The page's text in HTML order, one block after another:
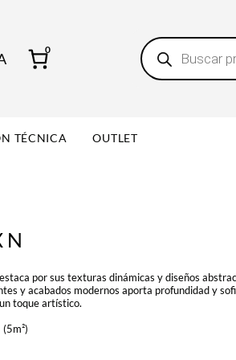
0
B
ú
s
s
TÉCNICA OUTLET
por sus texturas dinámicas y diseños
y acabados modernos aporta profundidad y
toque artístico.